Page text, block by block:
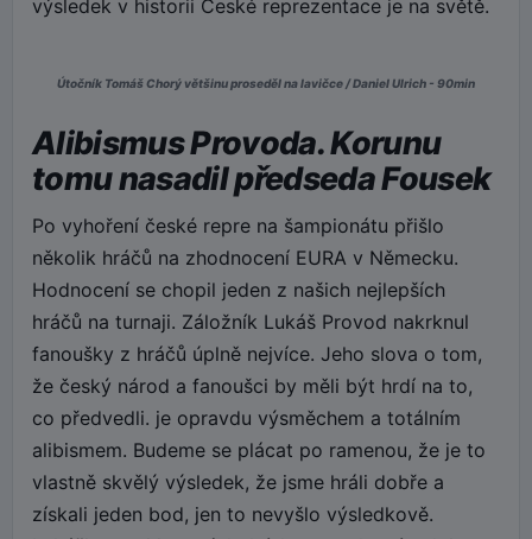
výsledek v historii České reprezentace je na světě.
Útočník Tomáš Chorý většinu proseděl na lavičce / Daniel Ulrich - 90min
Alibismus Provoda. Korunu
tomu nasadil předseda Fousek
Po vyhoření české repre na šampionátu přišlo
několik hráčů na zhodnocení EURA v Německu.
Hodnocení se chopil jeden z našich nejlepších
hráčů na turnaji. Záložník Lukáš Provod nakrknul
fanoušky z hráčů úplně nejvíce. Jeho slova o tom,
že český národ a fanoušci by měli být hrdí na to,
co předvedli. je opravdu výsměchem a totálním
alibismem. Budeme se plácat po ramenou, že je to
vlastně skvělý výsledek, že jsme hráli dobře a
získali jeden bod, jen to nevyšlo výsledkově.